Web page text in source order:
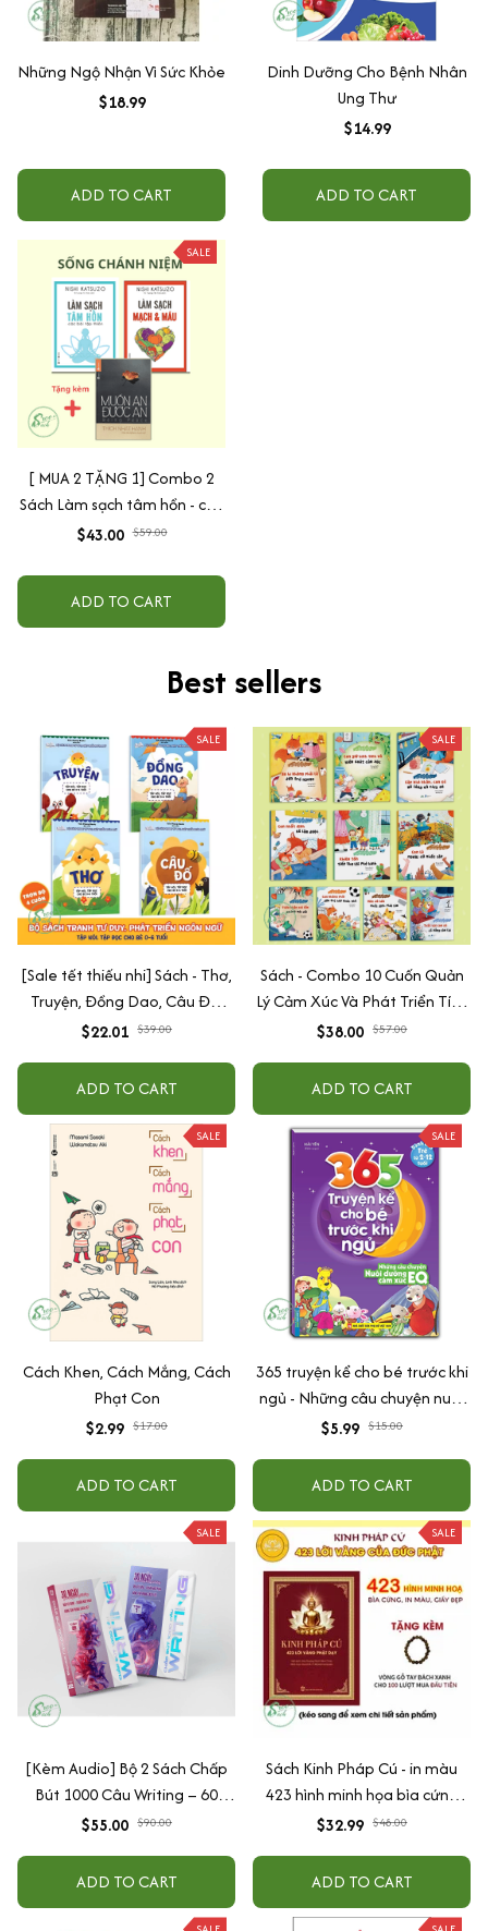
Những Ngộ Nhận Vì Sức Khỏe
$18.99
ADD TO CART
Dinh Dưỡng Cho Bệnh Nhân
Ung Thư
$14.99
ADD TO CART
SALE
[ MUA 2 TẶNG 1] Combo 2
Sách Làm sạch tâm hồn - các
bài tập thiền+ Làm Sạch
Được An))
$43.00 $59.00
ADD TO CART
Best sellers
SALE
[Sale tết thiếu nhi] Sách - Thơ,
Truyện, Đồng Dao, Câu Đố,
Tập Nói Tập Đọc Cho Bé 0-6
$22.01 $39.00
ADD TO CART
SALE
Sách - Combo 10 Cuốn Quản
Lý Cảm Xúc Và Phát Triển Tính
Cách Cho Bé Từ 2 - 6 Tuổi
$38.00 $57.00
ADD TO CART
SALE
Cách Khen, Cách Mắng, Cách
Phạt Con
$2.99 $17.00
ADD TO CART
SALE
365 truyện kể cho bé trước khi
ngủ - Những câu chuyện nuôi
dưỡng cảm xúc EQ (2-12 tuổi)
$5.99 $15.00
ADD TO CART
SALE
[Kèm Audio] Bộ 2 Sách Chấp
Bút 1000 Câu Writing – 60
Ngày Gieo Trồng Tư Duy
$55.00 $90.00
ADD TO CART
SALE
Sách Kinh Pháp Cú - in màu
423 hình minh họa bìa cứng
cao cấp + tặng kèm vòng tay
$32.99 $48.00
ADD TO CART